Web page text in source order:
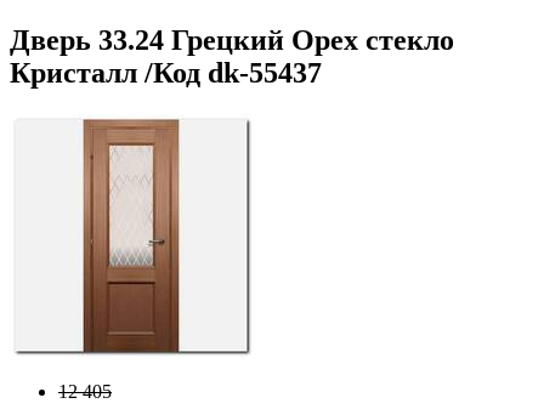
Дверь 33.24 Грецкий Орех стекло
Кристалл /Код dk-55437
12 405